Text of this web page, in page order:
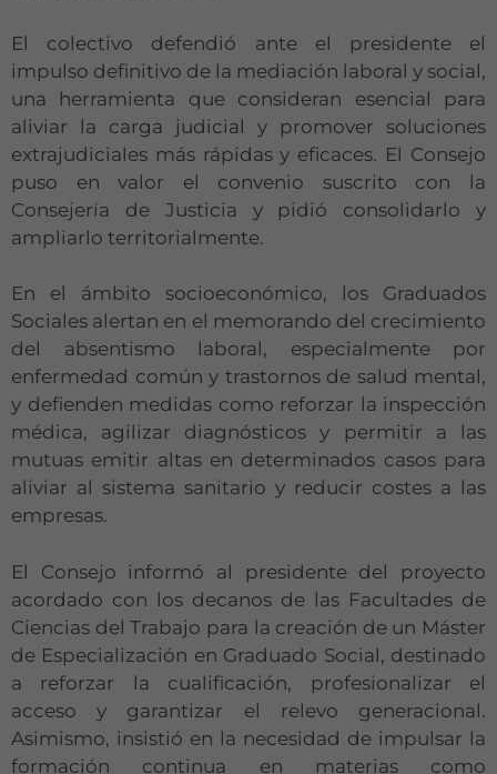
El colectivo defendió ante el presidente el
impulso definitivo de la mediación laboral y social,
una herramienta que consideran esencial para
aliviar la carga judicial y promover soluciones
extrajudiciales más rápidas y eficaces. El Consejo
puso en valor el convenio suscrito con la
Consejería de Justicia y pidió consolidarlo y
ampliarlo territorialmente.
En el ámbito socioeconómico, los Graduados
Sociales alertan en el memorando del crecimiento
del absentismo laboral, especialmente por
enfermedad común y trastornos de salud mental,
y defienden medidas como reforzar la inspección
médica, agilizar diagnósticos y permitir a las
mutuas emitir altas en determinados casos para
aliviar al sistema sanitario y reducir costes a las
empresas.
El Consejo informó al presidente del proyecto
acordado con los decanos de las Facultades de
Ciencias del Trabajo para la creación de un Máster
de Especialización en Graduado Social, destinado
a reforzar la cualificación, profesionalizar el
acceso y garantizar el relevo generacional.
Asimismo, insistió en la necesidad de impulsar la
formación continua en materias como